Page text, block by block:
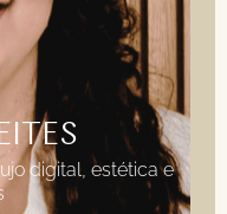
digital, estética e
bucodental